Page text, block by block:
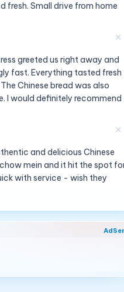
fresh. Small drive from home
✕
greeted us right away and
fast. Everything tasted fresh
Chinese bread was also
I would definitely recommend
✕
and delicious Chinese
mein and it hit the spot
with service - wish they